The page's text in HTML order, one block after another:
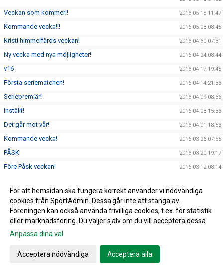
Veckan som kommer!! 2016-05-15 11:47
Kommande vecka!!! 2016-05-08 08:45
Kristi himmelfärds veckan! 2016-04-30 07:31
Ny vecka med nya möjligheter! 2016-04-24 08:44
v16 2016-04-17 19:45
Första seriematchen! 2016-04-14 21:33
Seriepremiär! 2016-04-09 08:36
Inställt! 2016-04-08 15:33
Det går mot vår! 2016-04-01 18:53
Kommande vecka! 2016-03-26 07:55
PÅSK 2016-03-20 19:17
Före Påsk veckan! 2016-03-12 08:14
Serien 2016 2016-02-19 05:32
Vill du påverka! 2016-02-01 19:35
NYTT ÅR & NYA MÖJLIGHETER! 2016-01-07 08:49
God Jul & Gott Nytt År!
Luciabazaren
För att hemsidan ska fungera korrekt använder vi nödvändiga
cookies från SportAdmin. Dessa går inte att stänga av.
Föreningen kan också använda frivilliga cookies, t.ex. för statistik
eller marknadsföring. Du väljer själv om du vill acceptera dessa.
Anpassa dina val
Acceptera nödvändiga Acceptera alla